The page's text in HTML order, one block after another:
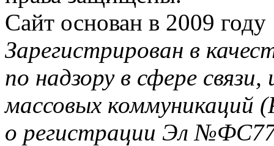
Сайт основан в 2009 году
Зарегистрирован в
по надзору в сфере
массовых коммуникаций
о регистрации Эл